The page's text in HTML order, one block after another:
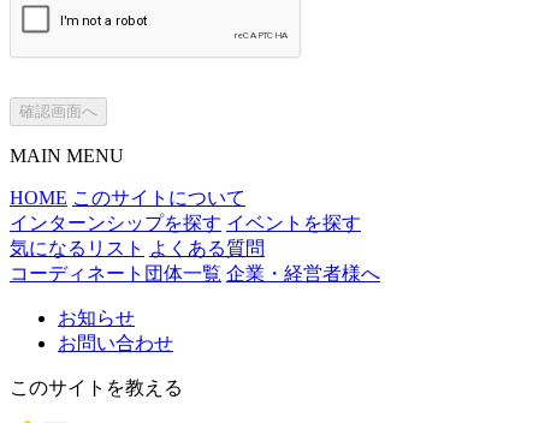
確認画面へ
MAIN MENU
HOME このサイトについて
インターンシップを探す イベントを探す
気になるリスト よくある質問
コーディネート団体一覧 企業・経営者様へ
お知らせ
お問い合わせ
このサイトを教える